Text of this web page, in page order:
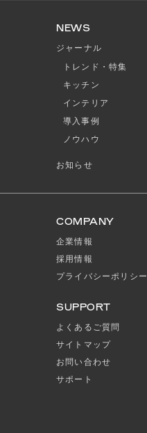
NEWS
ジャーナル
トレンド・特集
キッチン
インテリア
導入事例
ノウハウ
お知らせ
COMPANY
企業情報
採用情報
プライバシーポリシー
SUPPORT
よくあるご質問
サイトマップ
お問い合わせ
サポート